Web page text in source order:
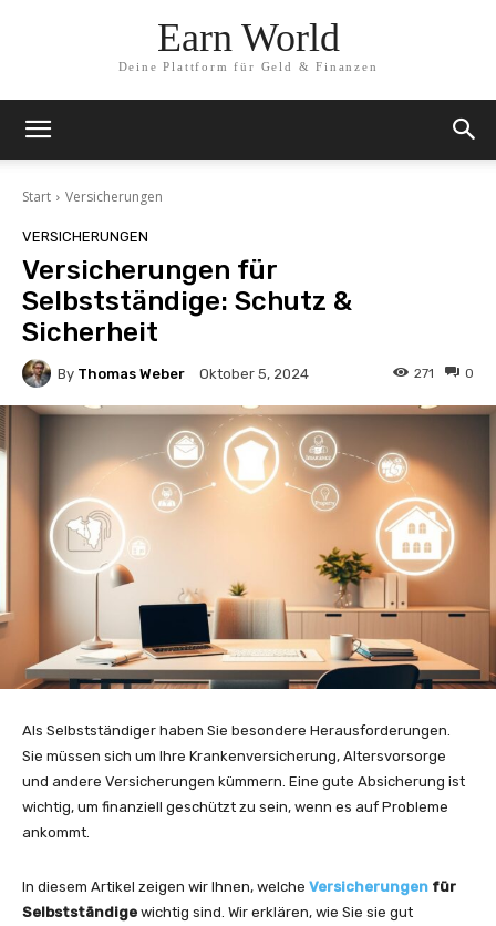
Earn World
Deine Plattform für Geld & Finanzen
Start Versicherungen
VERSICHERUNGEN
Versicherungen für
Selbstständige: Schutz &
Sicherheit
By Thomas Weber Oktober 5, 2024 0
271
Als Selbstständiger haben Sie besondere Herausforderungen.
Sie müssen sich um Ihre Krankenversicherung, Altersvorsorge
und andere Versicherungen kümmern. Eine gute Absicherung ist
wichtig, um finanziell geschützt zu sein, wenn es auf Probleme
ankommt.
In diesem Artikel zeigen wir Ihnen, welche Versicherungen für
Selbstständige wichtig sind. Wir erklären, wie Sie sie gut